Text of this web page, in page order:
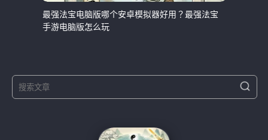
最强法宝电脑版哪个安卓模拟器好用？最强法宝
手游电脑版怎么玩
e
S
e